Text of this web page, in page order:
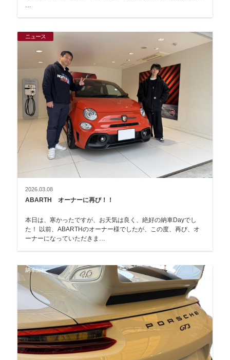
ニュース
2026.03.08
ABARTH オーナーに再び！！
本日は、寒かったですが、お天気は良く、絶好の納車Dayでし
た！ 以前、ABARTHのオーナー様でしたが、この度、再び、オ
ーナーになっていただきま…
納車御礼